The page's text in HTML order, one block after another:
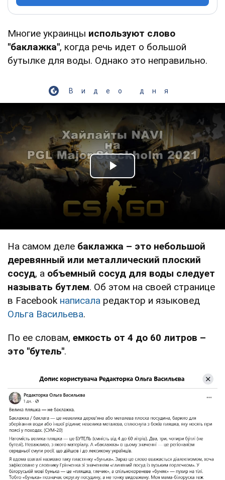
Многие украинцы используют слово
"баклажка", когда речь идет о большой
бутылке для воды. Однако это неправильно.
Видео дня
Play Video
На самом деле баклажка – это небольшой
деревянный или металлический плоский
сосуд, а объемный сосуд для воды следует
называть бутлем. Об этом на своей странице
в Facebook написала редактор и языковед
Ольга Васильева.
По ее словам, емкость от 4 до 60 литров –
это "бутель".